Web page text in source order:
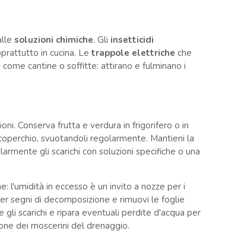
soluzioni chimiche. Gli insetticidi
in cucina. Le trappole elettriche che
cantine o soffitte: attirano e fulminano i
Conserva frutta e verdura in frigorifero o in
svuotandoli regolarmente. Mantieni la
gli scarichi con soluzioni specifiche o una
l'umidità in eccesso è un invito a nozze per i
segni di decomposizione e rimuovi le foglie
scarichi e ripara eventuali perdite d'acqua per
dei moscerini del drenaggio.